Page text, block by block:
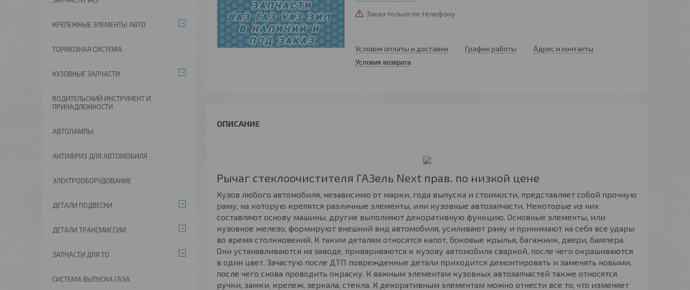
Заказ только по телефону
Условия оплаты и доставки График работы Адрес и контакты
Условия возврата
Рычаг стеклоочистителя ГАЗель Next прав. по низкой цене
Кузов любого автомобиля, независимо от марки, года выпуска и стоимости, представляет собой прочную
раму, на которую крепятся различные элементы, или кузовные автозапчасти. Некоторые из них
составляют основу машины, другие выполняют декоративную функцию. Основные элементы, или
кузовное железо, формируют внешний вид автомобиля, усиливают раму и принимают на себя все удары
во время столкновений. К таким деталям относятся капот, боковые крылья, багажник, двери, бампера.
Они устанавливаются на заводе, привариваются к кузову автомобиля сваркой, после чего окрашиваются
в один цвет. Зачастую после ДТП поврежденные детали приходится демонтировать и заменять новыми,
после чего снова проводить окраску. К важным элементам кузовных автозапчастей также относятся
ручки, замки, крепеж, зеркала, стекла. К декоративным элементам можно отнести все то, что изменяет
КРЕПЕЖНЫЕ ЭЛЕМЕНТЫ АВТО
ТОРМОЗНАЯ СИСТЕМА
КУЗОВНЫЕ ЗАПЧАСТИ
ВОДИТЕЛЬСКИЙ ИНСТРУМЕНТ И
ПРИНАДЛЕЖНОСТИ
АВТОЛАМПЫ
АНТИФРИЗ ДЛЯ АВТОМОБИЛЯ
ЭЛЕКТРООБОРУДОВАНИЕ
ДЕТАЛИ ПОДВЕСКИ
ДЕТАЛИ ТРАНСМИССИИ
ЗАПЧАСТИ ДЛЯ ТО
СИСТЕМА ВЫПУСКА ГАЗА